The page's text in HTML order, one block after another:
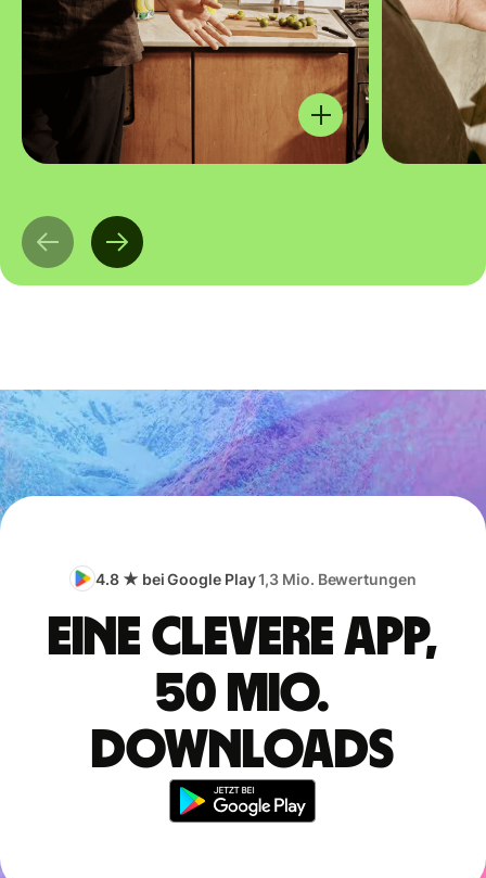
4.8 ★ bei Google Play1,3 Mio. Bewertungen
Eine clevere App,
50 Mio.
Downloads